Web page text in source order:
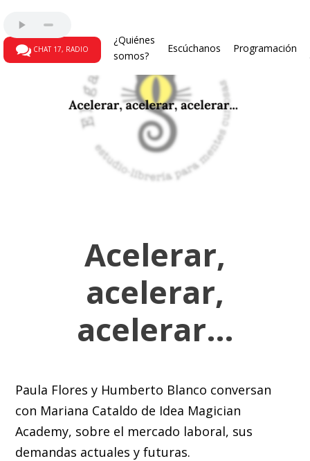
CHAT 17, RADIO
¿Quiénes
somos?
Escúchanos Programación
Acelerar,
acelerar,
acelerar…
Paula Flores y Humberto Blanco conversan
con Mariana Cataldo de Idea Magician
Academy, sobre el mercado laboral, sus
demandas actuales y futuras.